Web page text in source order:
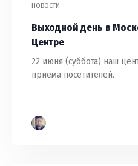
НОВОСТИ
Выходной день в
Центре
22 июня (суббота) наш
приёма посетителей.